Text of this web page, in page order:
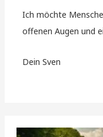
Ich möchte
offenen Augen und
Dein Sven